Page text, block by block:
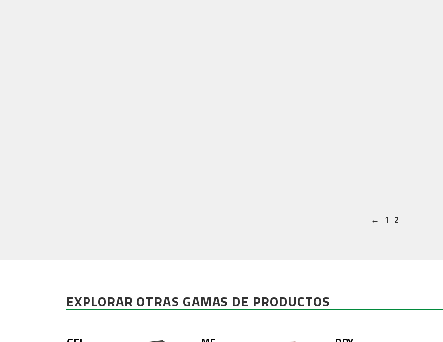
← 1 2
EXPLORAR OTRAS GAMAS DE PRODUCTOS